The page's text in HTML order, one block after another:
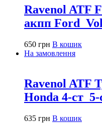
Ravenol ATF
акпп
650 грн В кошик
На замовлення
Ravenol ATF
Honda 4-ст_5-
635 грн В кошик